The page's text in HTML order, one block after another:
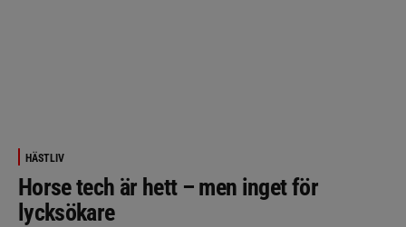
HÄSTLIV
Horse tech är hett – men inget för
lycksökare